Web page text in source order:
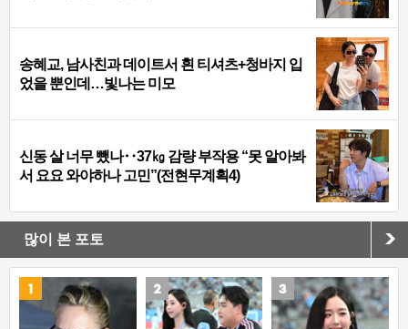
송혜교, 남사친과 데이트서 흰 티셔츠+청바지 입
었을 뿐인데…빛나는 미모
신동 살 너무 뺐나‥37㎏ 감량 부작용 “못 알아봐
서 요요 와야하나 고민”(전현무계획4)
많이 본 포토